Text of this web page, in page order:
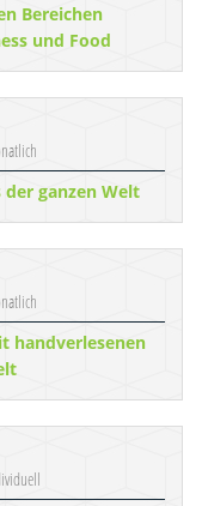
Bereichen
und Food
ganzen Welt
handverlesenen